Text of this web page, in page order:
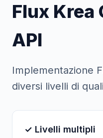
Flux Krea
API
Implementazione
diversi livelli di
✓ Livelli multipli